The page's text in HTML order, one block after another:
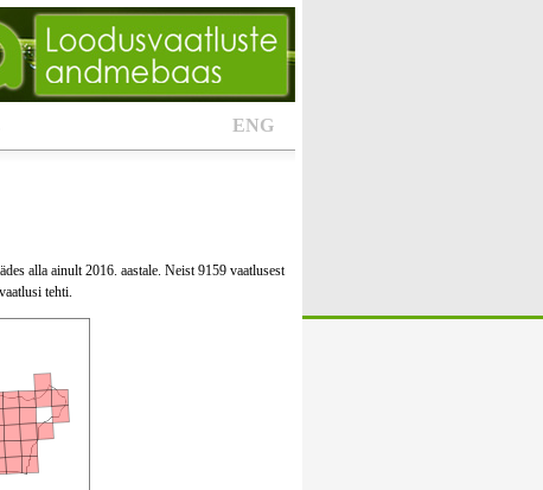
ENG
alla ainult 2016. aastale. Neist 9159 vaatlusest
tehti.